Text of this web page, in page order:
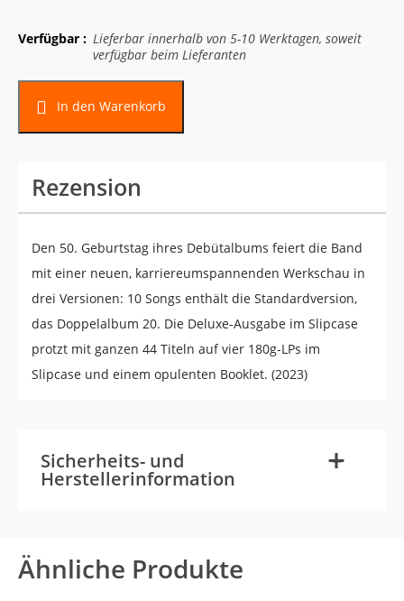
Verfügbar : Lieferbar innerhalb von 5-10 Werktagen, soweit
verfügbar beim Lieferanten
In den Warenkorb
Rezension
Den 50. Geburtstag ihres Debütalbums feiert die Band
mit einer neuen, karriereumspannenden Werkschau in
drei Versionen: 10 Songs enthält die Standardversion,
das Doppelalbum 20. Die Deluxe-Ausgabe im Slipcase
protzt mit ganzen 44 Titeln auf vier 180g-LPs im
Slipcase und einem opulenten Booklet. (2023)
Sicherheits- und
Herstellerinformation +
-
Ähnliche Produkte